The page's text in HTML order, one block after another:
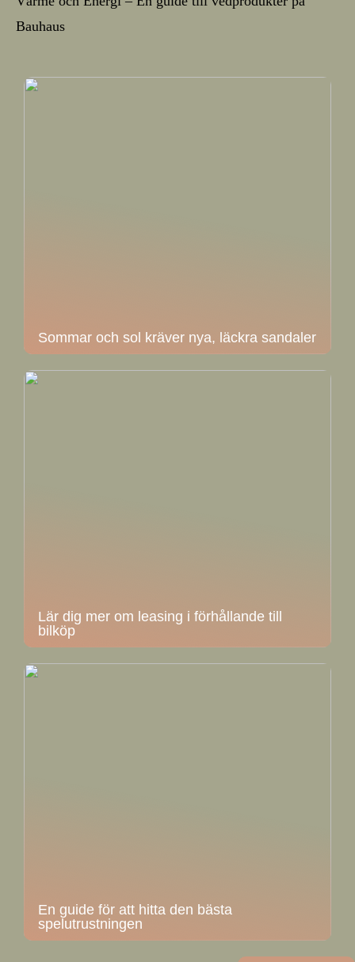
Bauhaus
Sommar och sol kräver nya, läckra sandaler
Lär dig mer om leasing i förhållande till
bilköp
En guide för att hitta den bästa
spelutrustningen